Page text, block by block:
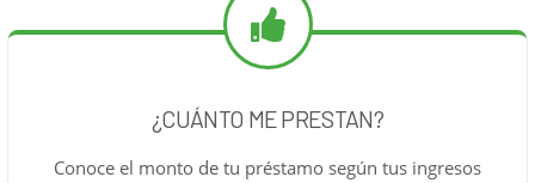
¿CUÁNTO ME PRESTAN?
Conoce el monto de tu préstamo según tus ingresos